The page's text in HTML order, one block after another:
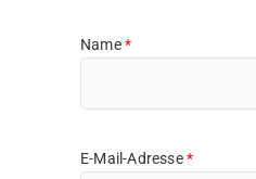
Name*
E-Mail-Adresse*